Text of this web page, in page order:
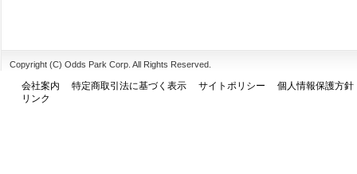
Copyright (C) Odds Park Corp. All Rights Reserved.
会社案内 特定商取引法に基づく表示 サイトポリシー
個人情報保護方針
リンク